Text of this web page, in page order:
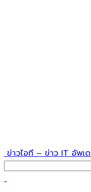
ข่าวไอที – ข่าว IT อัพเ